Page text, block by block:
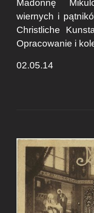
Madonnę
wiernych i
Christliche
Opracowanie i
02.05.14